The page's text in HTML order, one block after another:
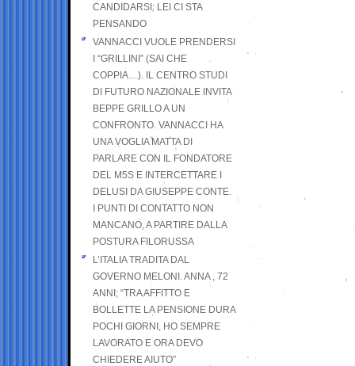
CANDIDARSI: LEI CI STA
PENSANDO
VANNACCI VUOLE PRENDERSI
I “GRILLINI” (SAI CHE
COPPIA…). IL CENTRO STUDI
DI FUTURO NAZIONALE INVITA
BEPPE GRILLO A UN
CONFRONTO. VANNACCI HA
UNA VOGLIA MATTA DI
PARLARE CON IL FONDATORE
DEL M5S E INTERCETTARE I
DELUSI DA GIUSEPPE CONTE.
I PUNTI DI CONTATTO NON
MANCANO, A PARTIRE DALLA
POSTURA FILORUSSA
L’ITALIA TRADITA DAL
GOVERNO MELONI. ANNA , 72
ANNI; “TRA AFFITTO E
BOLLETTE LA PENSIONE DURA
POCHI GIORNI, HO SEMPRE
LAVORATO E ORA DEVO
CHIEDERE AIUTO”